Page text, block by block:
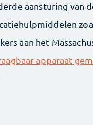
aansturing van
aan het
apparaat